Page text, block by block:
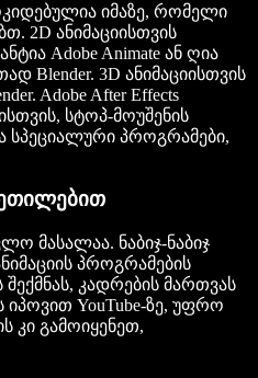
იმაზე, რომელი
2D ანიმაციისთვის
Adobe Animate ან ღია
Blender. 3D ანიმაციისთვის
Adobe After Effects
სტოპ-მოუშენის
სპეციალური პროგრამები,
მასალაა. ნაბიჯ-ნაბიჯ
პროგრამების
კადრების მართვას
იპოვით YouTube-ზე, უფრო
კი გამოიყენეთ,